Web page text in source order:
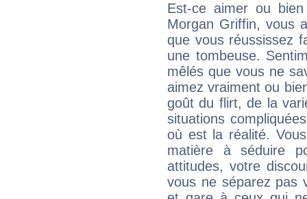
Est-ce aimer ou
Morgan Griffin, vous
que vous réussissez
une tombeuse.
mêlés que vous ne
aimez vraiment ou
goût du flirt, de la
situations
où est la réalité.
matière à séduire
attitudes, votre
vous ne séparez pas